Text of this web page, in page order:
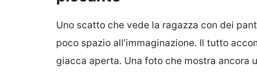
Uno scatto che vede la ragazza con dei
poco spazio all’immaginazione. Il tutto
giacca aperta. Una foto che mostra ancora